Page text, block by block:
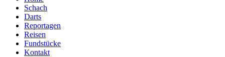
Schach
Darts
Reportagen
Reisen
Fundstücke
Kontakt